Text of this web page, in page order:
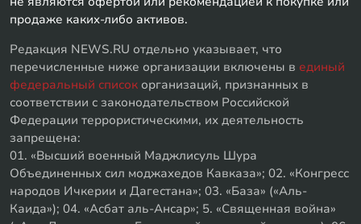
продаже каких-либо активов.
Редакция NEWS.RU отдельно указывает, что
перечисленные ниже организации включены в единый
федеральный список организаций, признанных в
соответствии с законодательством Российской
Федерации террористическими, их деятельность
запрещена:
01. «Высший военный Маджлисуль Шура
Объединенных сил моджахедов Кавказа»; 02. «Конгресс
народов Ичкерии и Дагестана»; 03. «База» («Аль-
Каида»); 04. «Асбат аль-Ансар»; 5. «Священная война»